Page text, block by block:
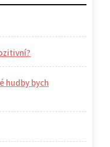
hudby bych